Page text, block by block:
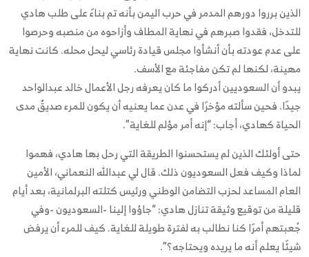
الذين برروا دورهم المدمر في حرب اليمن بأنه تم بناءً على طلب هادي
للتدخل، فقدوا صبرهم في نهاية المطاف وأزاحوه من منصبه وحرصوا
على عدم عودته بأن أنشأوا مجلس قيادة رئاسي ليحل محله. كانت نهاية
مهينة، لكنها لم تكن مفاجئة مع الأسف.
يبدو أن السعوديين أدركوا ما كان يعرفه رجل الأعمال خالد عبدالواحد
جيدًا. فحين سألته مؤخرًا في عدن عما يعنيه أن يكون للمرء صديقٌ مدى
الحياة كهادي، أجاب: “إنه أمر مؤلم للغاية”.
حتى أولئك الذين لم يستحسنوا الطريقة التي رحل بها هادي، فهموا
لماذا وكيف فعل السعوديون ذلك. قال لي عبدالله النعماني، الأمين
العام المساعد لحزب التضامن الوطني ورئيس كتلته البرلمانية، بعد أيام
قليلة من توقيع وثيقة تنازل هادي: “جاؤوا إلينا -السعوديون -وفي
جُعبتهم أمرًا كنا نطالب به لفترة طويلة للغاية. كيف للمرء أن يرفض
شيئًا يعلم أنه ما يريده ويحتاجه؟”.